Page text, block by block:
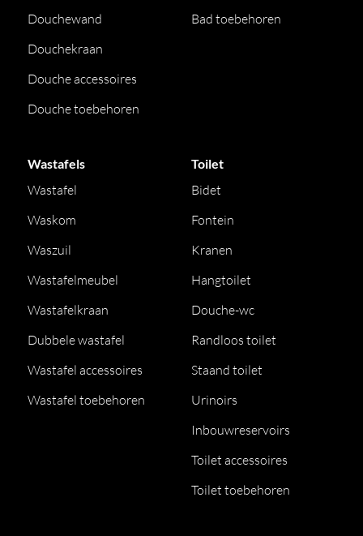
Douchewand
Douchekraan
Douche accessoires
Douche toebehoren
Bad toebehoren
Wastafels
Wastafel
Waskom
Waszuil
Wastafelmeubel
Wastafelkraan
Dubbele wastafel
Wastafel accessoires
Wastafel toebehoren
Toilet
Bidet
Fontein
Kranen
Hangtoilet
Douche-wc
Randloos toilet
Staand toilet
Urinoirs
Inbouwreservoirs
Toilet accessoires
Toilet toebehoren